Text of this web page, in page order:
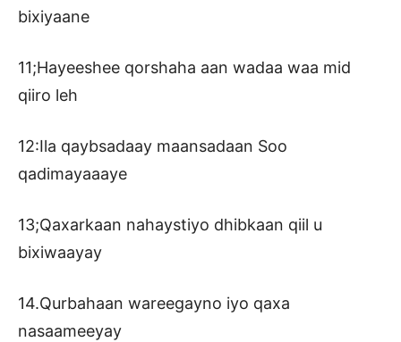
bixiyaane
11;Hayeeshee qorshaha aan wadaa waa mid
qiiro leh
12:Ila qaybsadaay maansadaan Soo
qadimayaaaye
13;Qaxarkaan nahaystiyo dhibkaan qiil u
bixiwaayay
14.Qurbahaan wareegayno iyo qaxa
nasaameeyay